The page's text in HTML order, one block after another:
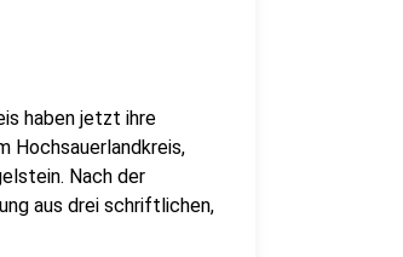
haben jetzt ihre
Hochsauerlandkreis,
Nach der
aus drei schriftlichen,